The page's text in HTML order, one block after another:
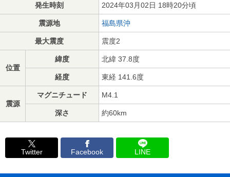
発生時刻 2024年03月02日 18時20分頃
震源地 福島県沖
最大震度 震度2
位置
緯度 北緯 37.8度
経度 東経 141.6度
震源
マグニチュード M4.1
深さ 約60km
Twitter Facebook LINE